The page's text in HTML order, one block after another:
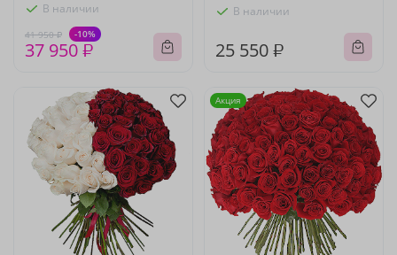
В наличии
41 950 ₽ -10%
37 950 ₽
В наличии
25 550 ₽
Акция